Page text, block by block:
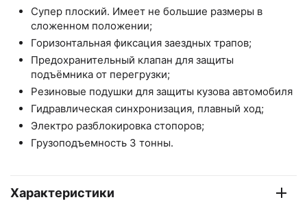
Супер плоский. Имеет не большие размеры в
сложенном положении;
Горизонтальная фиксация заездных трапов;
Предохранительный клапан для защиты
подъёмника от перегрузки;
Резиновые подушки для защиты кузова автомобиля
Гидравлическая синхронизация, плавный ход;
Электро разблокировка стопоров;
Грузоподъемность 3 тонны.
Характеристики